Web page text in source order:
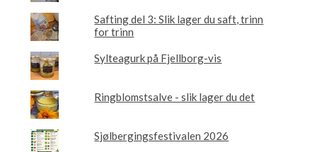
Safting del 3: Slik lager du saft, trinn
for trinn
Sylteagurk på Fjellborg-vis
Ringblomstsalve - slik lager du det
Sjølbergingsfestivalen 2026